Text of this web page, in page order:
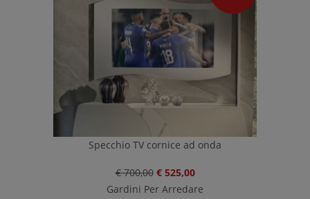
Specchio TV cornice ad onda
€ 700,00 € 525,00
Gardini Per Arredare